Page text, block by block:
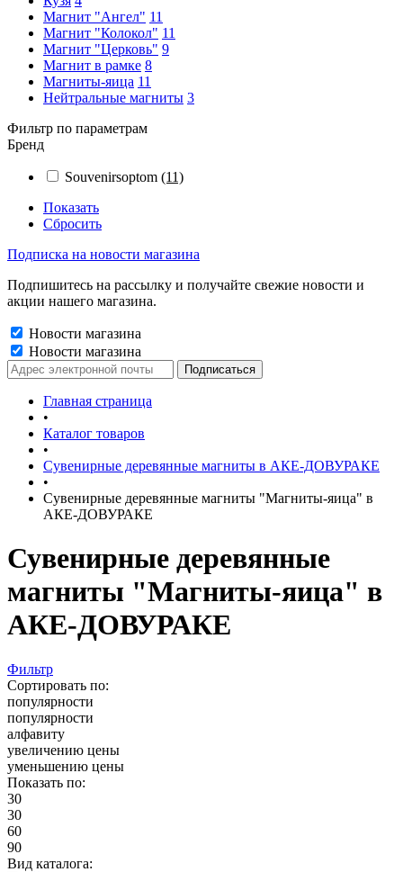
Магнит "Ангел" 11
Магнит "Колокол" 11
Магнит "Церковь" 9
Магнит в рамке 8
Магниты-яица 11
Нейтральные магниты 3
Фильтр по параметрам
Бренд
Souvenirsoptom (11)
Показать
Сбросить
Подписка на новости магазина
Подпишитесь на рассылку и получайте свежие новости и
акции нашего магазина.
Новости магазина
Новости магазина
Главная страница
•
Каталог товаров
•
Сувенирные деревянные магниты в АКЕ-ДОВУРАКЕ
•
Сувенирные деревянные магниты "Магниты-яица" в
АКЕ-ДОВУРАКЕ
Сувенирные деревянные
магниты "Магниты-яица" в
АКЕ-ДОВУРАКЕ
Фильтр
Сортировать по:
популярности
популярности
алфавиту
увеличению цены
уменьшению цены
Показать по:
30
30
60
90
Вид каталога: